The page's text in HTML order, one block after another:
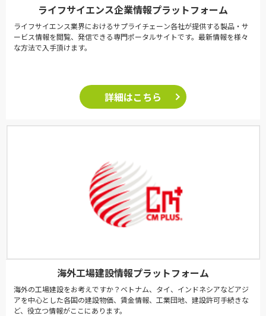
ライフサイエンス企業情報プラットフォーム
ライフサイエンス業界におけるサプライチェーン各社が提供する製品・サ
ービス情報を閲覧、発信できる専門ポータルサイトです。最新情報を様々
な方法で入手頂けます。
詳細はこちら
海外工場建設情報プラットフォーム
海外の工場建設をお考えですか？ベトナム、タイ、インドネシアなどアジ
アを中心とした各国の建設物価、賃金情報、工業団地、建設許可手続きな
ど、役立つ情報がここにあります。